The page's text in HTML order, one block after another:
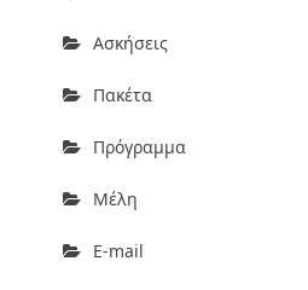
Ασκήσεις
Πακέτα
Πρόγραμμα
Μέλη
E-mail